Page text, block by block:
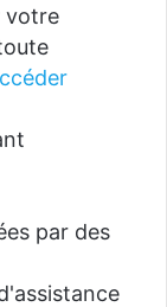
votre
par des